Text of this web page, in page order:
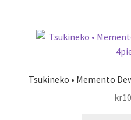
Tsukineko • Memento
kr